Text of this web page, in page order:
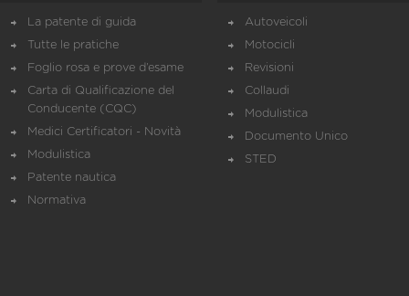
La patente di guida
Tutte le pratiche
Foglio rosa e prove d’esame
Carta di Qualificazione del
Conducente (CQC)
Medici Certificatori - Novità
Modulistica
Patente nautica
Normativa
Autoveicoli
Motocicli
Revisioni
Collaudi
Modulistica
Documento Unico
STED